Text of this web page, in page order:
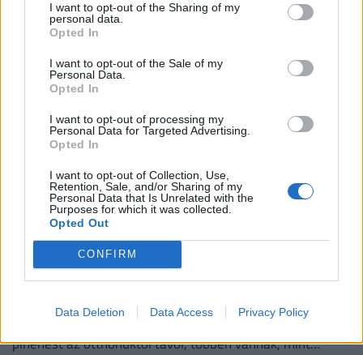
I want to opt-out of the Sharing of my
personal data.
Opted In
I want to opt-out of the Sale of my
Personal Data.
Opted In
I want to opt-out of processing my
Personal Data for Targeted Advertising.
Opted In
I want to opt-out of Collection, Use,
Retention, Sale, and/or Sharing of my
Personal Data that Is Unrelated with the
Purposes for which it was collected.
Opted Out
CONFIRM
Data Deletion Data Access Privacy Policy
e a mérethatárok, azt a választ kapta, hogy a szabályok
változatlanok, de a betartatásuk szigorúbbá vált.
Komoly baj is lehet abból, ha az 50 pluszos
magyarok lemondanak erről a nyáron:
Azok, akik nem engedhetnek meg maguknak egy hét
pihenést az otthonuktól távol, többen vannak, mint